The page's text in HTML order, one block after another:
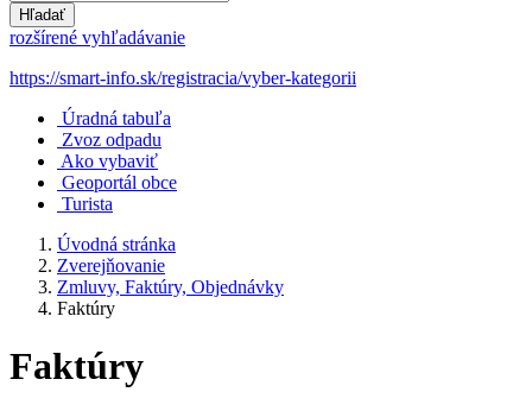
Hľadať
rozšírené vyhľadávanie
https://smart-info.sk/registracia/vyber-kategorii
Úradná tabuľa
Zvoz odpadu
Ako vybaviť
Geoportál obce
Turista
Úvodná stránka
Zverejňovanie
Zmluvy, Faktúry, Objednávky
Faktúry
Faktúry